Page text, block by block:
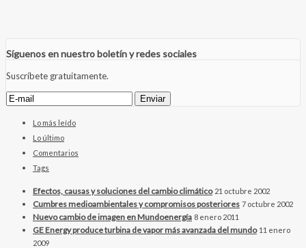
Síguenos en nuestro boletín y redes sociales
Suscríbete gratuitamente.
Lo más leído
Lo último
Comentarios
Tags
Efectos, causas y soluciones del cambio climático 21 octubre 2002
Cumbres medioambientales y compromisos posteriores 7 octubre 2002
Nuevo cambio de imagen en Mundoenergía 8 enero 2011
GE Energy produce turbina de vapor más avanzada del mundo 11 enero
2009